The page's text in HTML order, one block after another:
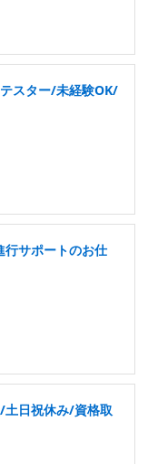
スター/未経験OK/
サポートのお仕
土日祝休み/資格取